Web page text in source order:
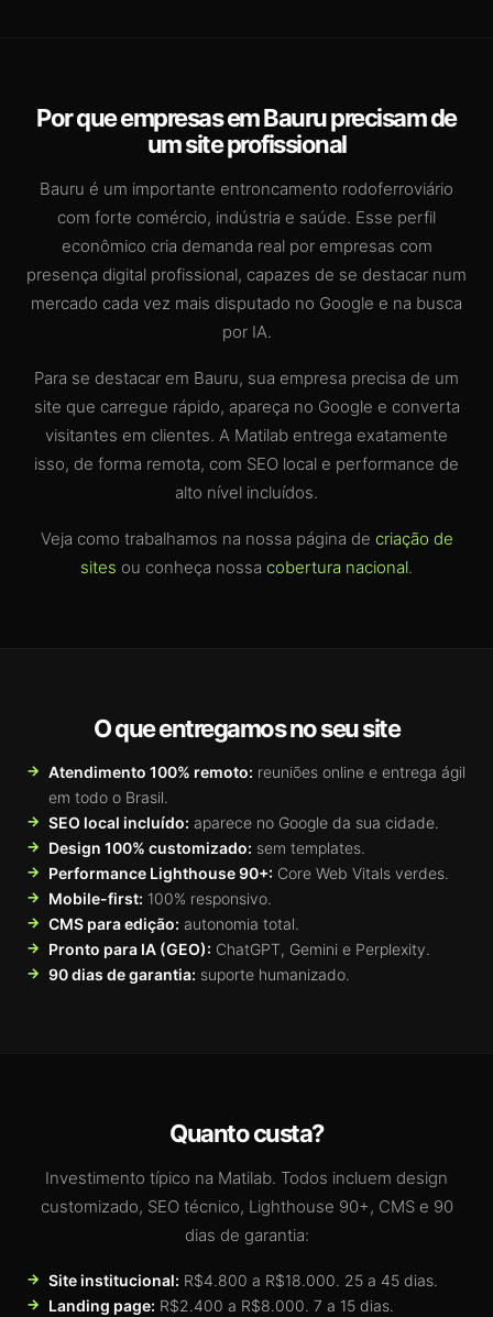
Por que empresas em Bauru precisam de
um site profissional
Bauru é um importante entroncamento rodoferroviário
com forte comércio, indústria e saúde. Esse perfil
econômico cria demanda real por empresas com
presença digital profissional, capazes de se destacar num
mercado cada vez mais disputado no Google e na busca
por IA.
Para se destacar em Bauru, sua empresa precisa de um
site que carregue rápido, apareça no Google e converta
visitantes em clientes. A Matilab entrega exatamente
isso, de forma remota, com SEO local e performance de
alto nível incluídos.
Veja como trabalhamos na nossa página de criação de
sites ou conheça nossa cobertura nacional.
O que entregamos no seu site
Atendimento 100% remoto: reuniões online e entrega ágil
em todo o Brasil.
SEO local incluído: aparece no Google da sua cidade.
Design 100% customizado: sem templates.
Performance Lighthouse 90+: Core Web Vitals verdes.
Mobile-first: 100% responsivo.
CMS para edição: autonomia total.
Pronto para IA (GEO): ChatGPT, Gemini e Perplexity.
90 dias de garantia: suporte humanizado.
Quanto custa?
Investimento típico na Matilab. Todos incluem design
customizado, SEO técnico, Lighthouse 90+, CMS e 90
dias de garantia:
Site institucional: R$4.800 a R$18.000. 25 a 45 dias.
Landing page: R$2.400 a R$8.000. 7 a 15 dias.